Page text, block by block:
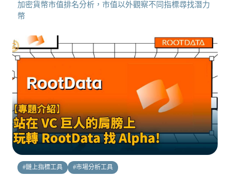
加密貨幣市值排名分析，市值以外觀察不同指標尋找潛力
幣
#鏈上指標工具 #市場分析工具